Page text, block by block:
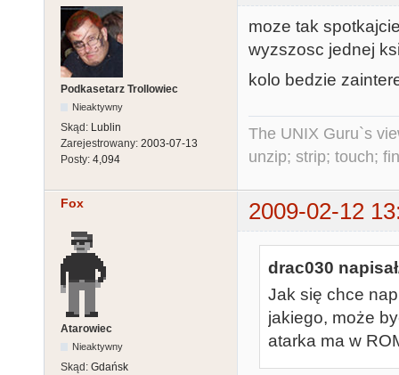
Podkasetarz Trollowiec
Nieaktywny
Skąd: Lublin
Zarejestrowany: 2003-07-13
Posty: 4,094
moze tak
wyzszosc jednej
kolo bedzie
The UNIX Guru`s
unzip; strip; touch;
Fox 2009-02-12
Atarowiec
Nieaktywny
Skąd: Gdańsk
drac030
Jak się chce
jakiego, może
atarka ma w